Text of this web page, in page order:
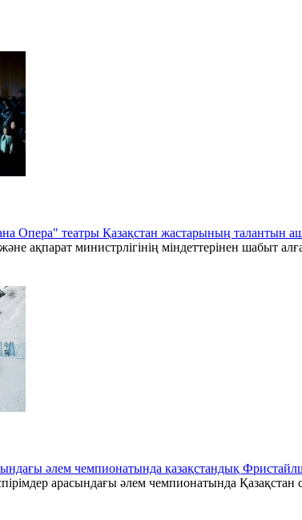
Опера" театры Қазақстан жастарының талантын
ақпарат министрлігінің міндеттерінен шабыт
әлем чемпионатында қазақстандық
арасындағы әлем чемпионатында Қазақстан